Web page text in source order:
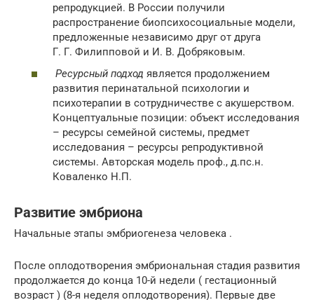
репродукцией. В России получили
распространение биопсихосоциальные модели,
предложенные независимо друг от друга
Г. Г. Филипповой и И. В. Добряковым.
Ресурсный подход является продолжением
развития перинатальной психологии и
психотерапии в сотрудничестве с акушерством.
Концептуальные позиции: объект исследования
– ресурсы семейной системы, предмет
исследования – ресурсы репродуктивной
системы. Авторская модель проф., д.пс.н.
Коваленко Н.П.
Развитие эмбриона
Начальные этапы эмбриогенеза человека .
После оплодотворения эмбриональная стадия развития
продолжается до конца 10-й недели ( гестационный
возраст ) (8-я неделя оплодотворения). Первые две